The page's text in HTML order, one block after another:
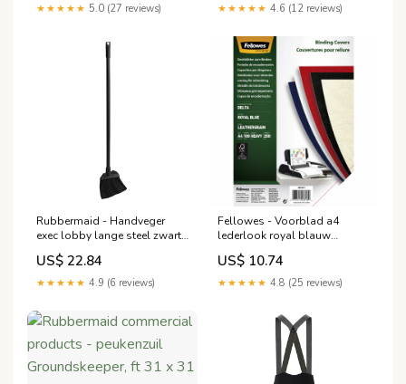
★★★★★ 5.0 (27 reviews) ★★★★★ 4.6 (12 reviews)
Rubbermaid - Handveger
exec lobby lange steel zwart
736500
US$ 22.84
★★★★★ 4.9 (6 reviews)
Fellowes - Voorblad a4
lederlook royal blauw
8712615995764
US$ 10.74
★★★★★ 4.8 (25 reviews)